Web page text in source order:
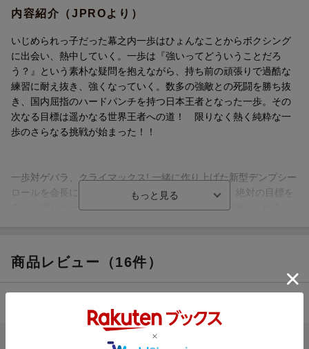
内容紹介（JPROより）
いじめられっ子だった幕之内一歩はひょんなことからボクシング
に出会い、熱中していく。一歩は『強いってどういうことだろ
う？』という素朴な疑問を抱えながら、持ち前の頑張りで過酷な
練習に耐え抜き、強くなっていく。数多の強敵との死闘を勝ち抜
き、国内屈指のハードパンチを持つ日本王者となった一歩。その
次なる目標は遥かなる世界王者への道！ 限りなく熱く純粋な一
歩のさらなる挑戦が始まった！！
一歩対ゲバラ、クライマックス! 一緒に作り上げた新型デンプシー
ロールを会長に見せるんだ！ 再起をかけた試合で、絶対の目標を
自らに課した一歩。不慣れな左利きの相手に苦戦を強いられる
結末を迎える！！
手負いの風神
商品レビュー（16件）
ブックスのレビュー（15件）